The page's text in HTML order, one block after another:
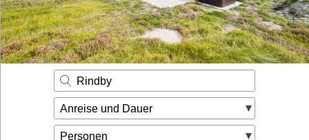
Kontakt
Gut zu wissen
Login
Rindby
Anreise und Dauer
Personen